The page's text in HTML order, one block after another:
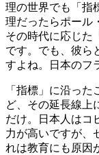
理の世界でも「指
理だったらポール
その時代に応じた
です。でも、彼ら
すよね。日本のフ
「指標」に沿っ
ど、その延長線上
だけ。日本人はコ
力が高いですが、
れは教育にも原因